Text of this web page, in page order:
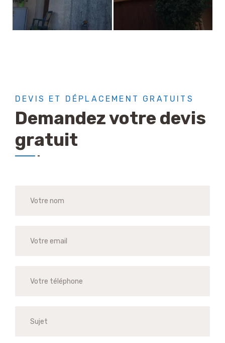
DEVIS ET DÉPLACEMENT GRATUITS
Demandez votre devis
gratuit